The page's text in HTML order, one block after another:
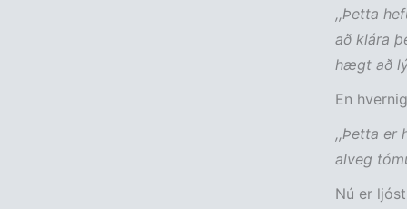
,,Þetta
að klára
hægt að
En
,,Þetta er
alveg
Nú er